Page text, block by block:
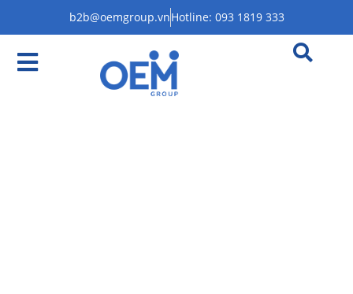
b2b@oemgroup.vnHotline: 093 1819 333